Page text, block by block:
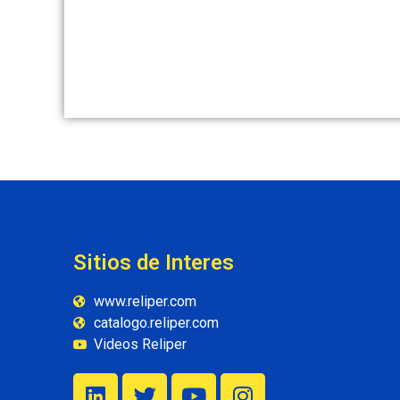
Sitios de Interes
www.reliper.com
catalogo.reliper.com
Videos Reliper